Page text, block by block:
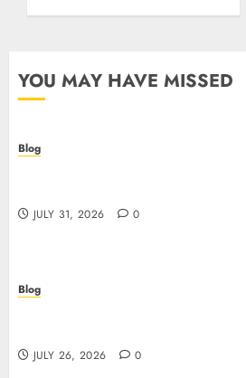
JULY 26, 2026 0
YOU MAY HAVE MISSED
Blog
JULY 31, 2026 0
Blog
JULY 26, 2026 0